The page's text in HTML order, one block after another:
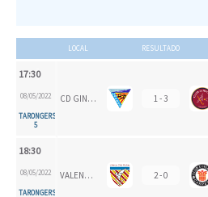
LOCAL RESULTADO
17:30
08/05/2022
TARONGERS
5
CD GINER DE LOS RÍOS 1 - 3
18:30
08/05/2022
TARONGERS
VALENCIA CH 2 - 0